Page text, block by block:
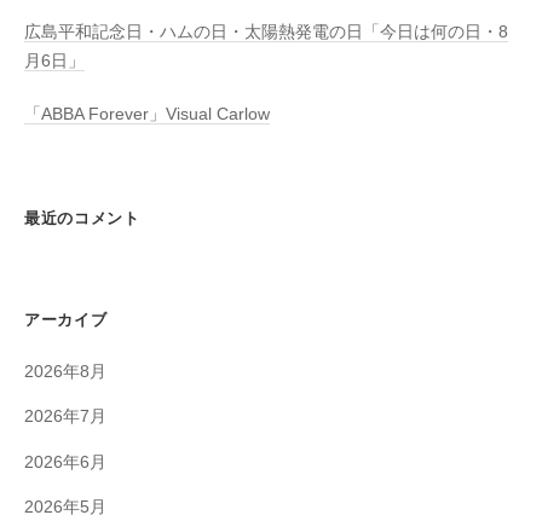
広島平和記念日・ハムの日・太陽熱発電の日「今日は何の日・8
月6日」
「ABBA Forever」Visual Carlow
最近のコメント
アーカイブ
2026年8月
2026年7月
2026年6月
2026年5月